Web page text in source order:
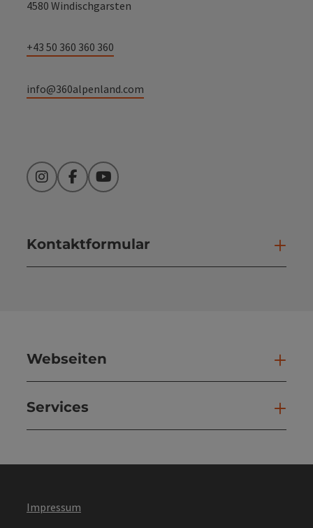
4580 Windischgarsten
+43 50 360 360 360
info@360alpenland.com
InstagramFacebookYouTube
Kontaktformular
Webseiten
Services
Impressum